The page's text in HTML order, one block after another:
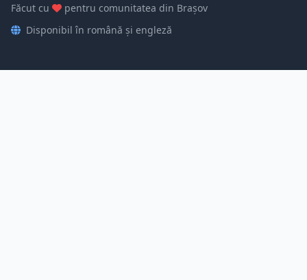
Făcut cu
pentru comunitatea din Brașov
Disponibil în română și engleză